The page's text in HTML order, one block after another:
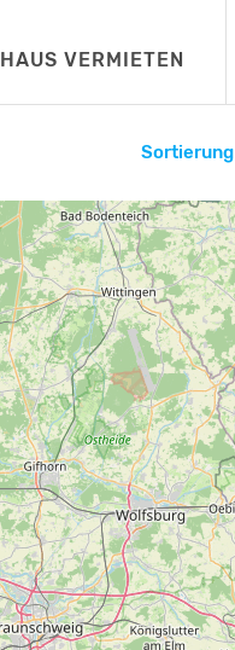
HAUS VERMIETEN
Sortierung